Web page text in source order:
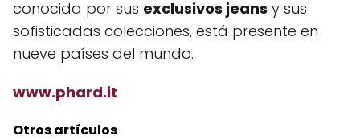
conocida por sus exclusivos jeans y sus
sofisticadas colecciones, está presente en
nueve países del mundo.
www.phard.it
Otros artículos